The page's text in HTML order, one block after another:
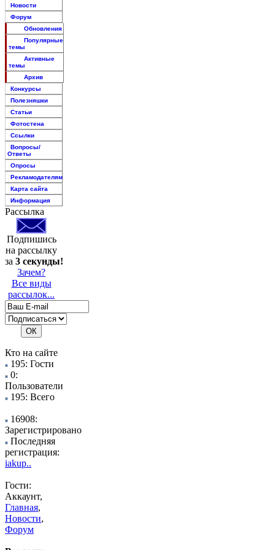
Новости
Форум
Обновления
Популярные
темы
Активные
темы
Архив
Конкурсы
Полезняшки
Статьи
Фотостена
Ссылки
Вопросы/
Ответы
Опросы
Рекламодателям
Карта сайта
Информация
Рассылка
Подпишись
на рассылку
за 3 секунды!
Зачем?
Все виды
рассылок...
Кто на сайте
195: Гости
0:
Пользователи
195: Всего
16908:
Зарегистрировано
Последняя
регистрация:
iakup..
Гости:
Аккаунт,
Главная,
Новости,
Форум